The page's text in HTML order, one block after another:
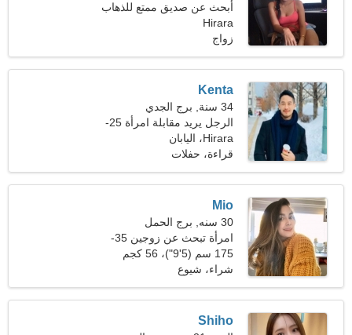
أبحث عن صديق ممتع للذهاب
للتزلج معًا
Hirara
زواج
Kenta
34 سنة, برج الجدي
الرجل يريد مقابلة امرأة 25-
31
Hirara، اليابان
قراءة، حفلات
Mio
30 سنه, برج الحمل
امرأة تبحث عن زوجين 35-
37
175 سم (5'9")، 56 كجم
(123 رطلا)
شراء، شيوع
Shiho